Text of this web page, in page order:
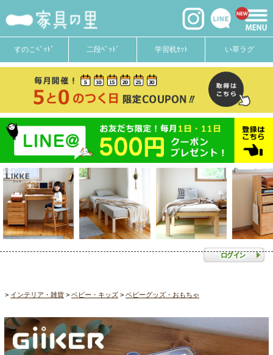
すのこﾍﾞｯﾄﾞ 二段ﾍﾞｯﾄﾞ 学習机ｾｯﾄ い草ラグ
インテリア・雑貨 ベビー・キッズ ベビーグッズ・おもちゃ